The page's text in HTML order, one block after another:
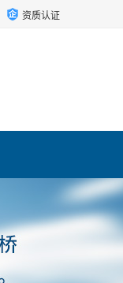
资质认证